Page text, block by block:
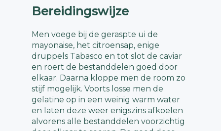
Bereidingswijze
Men voege bij de geraspte ui de
mayonaise, het citroensap, enige
druppels Tabasco en tot slot de caviar
en roert de bestanddelen goed door
elkaar. Daarna kloppe men de room zo
stijf mogelijk. Voorts losse men de
gelatine op in een weinig warm water
en laten deze weer enigszins afkoelen
alvorens alle bestanddelen voorzichtig